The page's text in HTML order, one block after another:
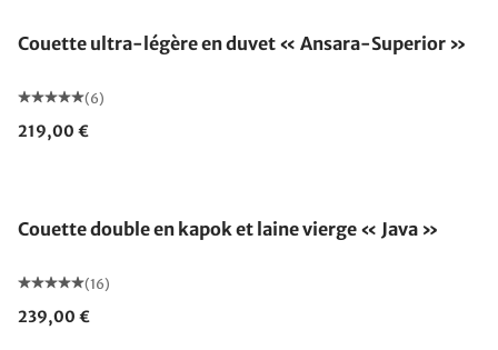
Couette ultra-légère en duvet « Ansara-Superior »
(6)
219,00 €
Couette double en kapok et laine vierge « Java »
(16)
239,00 €